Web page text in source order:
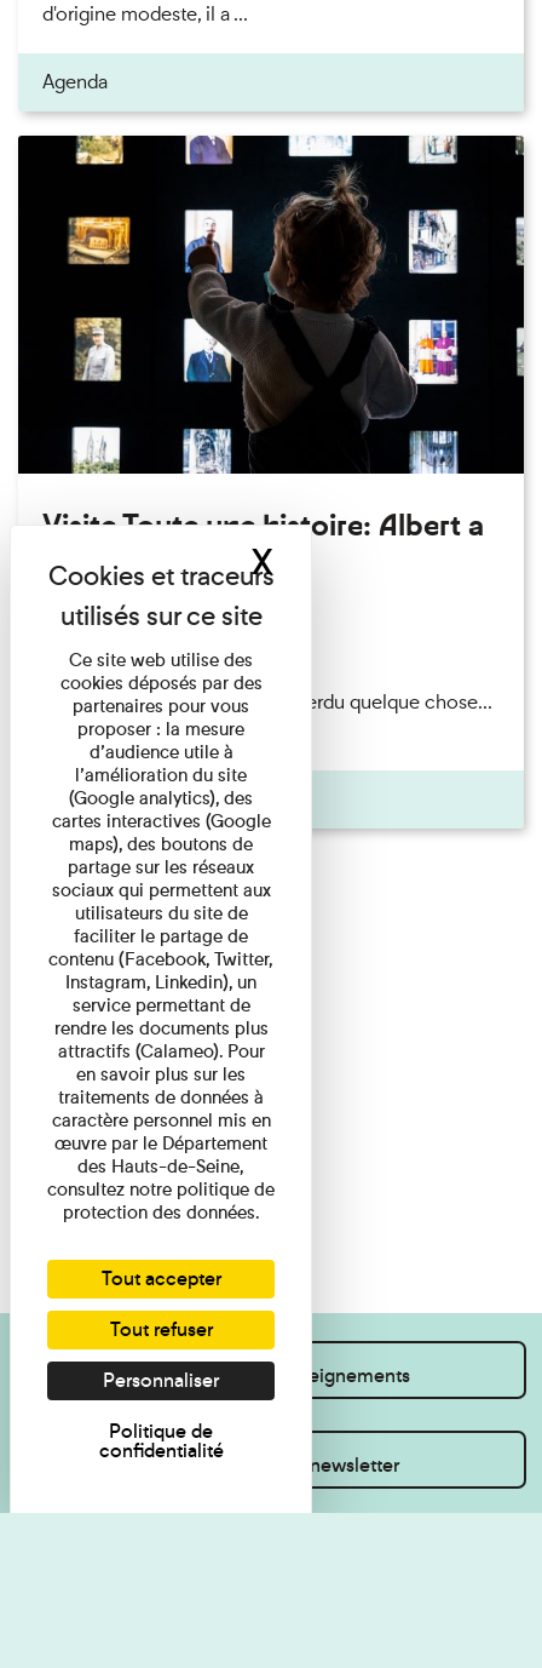
d'origine modeste, il a ...
Agenda
Visite Toute une histoire: Albert a
perdu son chapeau!
Exposition permanente
Du 15/08/2026 au 15/08/2026
Il semblerait qu’Albert Kahn a perdu quelque chose...
Accompagnés d’une ...
Agenda
Je souhaite des renseignements
Inscrivez-vous à la newsletter
Ce site web utilise des
cookies déposés par des
partenaires pour vous
proposer : la mesure
d’audience utile à
l’amélioration du site
(Google analytics), des
cartes interactives (Google
maps), des boutons de
partage sur les réseaux
sociaux qui permettent aux
utilisateurs du site de
faciliter le partage de
contenu (Facebook, Twitter,
Instagram, Linkedin), un
service permettant de
rendre les documents plus
attractifs (Calameo). Pour
en savoir plus sur les
traitements de données à
caractère personnel mis en
œuvre par le Département
des Hauts-de-Seine,
consultez notre politique de
protection des données.
Tout accepter
Tout refuser
Personnaliser
Politique de
confidentialité
XMasquer le